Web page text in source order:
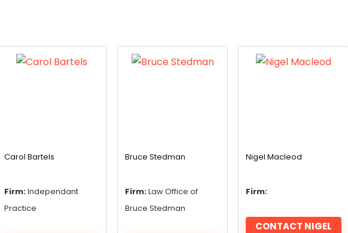
Carol Bartels
Firm: Independant
Practice
Bruce Stedman
Firm: Law Office of
Bruce Stedman
Nigel Macleod
Firm:
CONTACT NIGEL